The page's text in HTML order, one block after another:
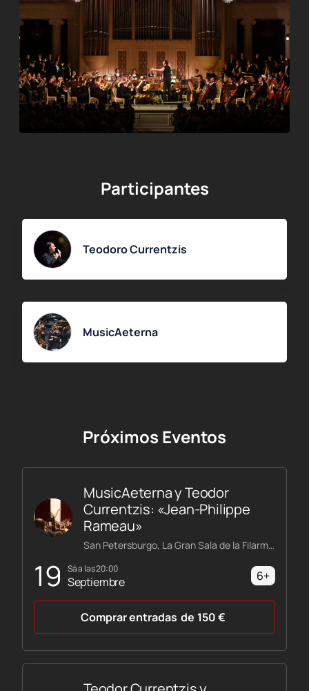
Participantes
Teodoro Currentzis
MusicAeterna
Próximos Eventos
19 sá a las 20:00
Septiembre
MusicAeterna y Teodor
Currentzis: «Jean-Philippe
Rameau»
San Petersburgo, La Gran Sala de la Filarmónica Shostakóvich
6+
Comprar entradas de 150€